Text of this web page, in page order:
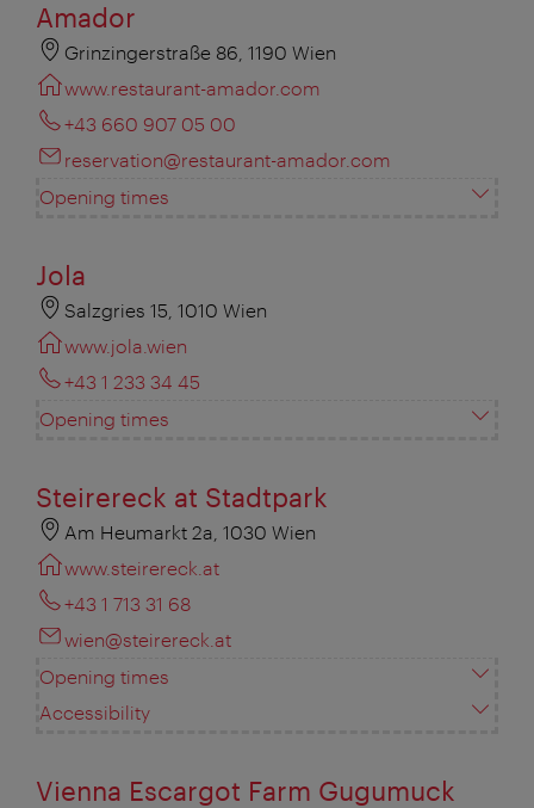
Amador
Grinzingerstraße 86, 1190 Wien
www.restaurant-amador.com
+43 660 907 05 00
reservation@restaurant-amador.com
Opening times
Jola
Salzgries 15, 1010 Wien
www.jola.wien
+43 1 233 34 45
Opening times
Steirereck at Stadtpark
Am Heumarkt 2a, 1030 Wien
www.steirereck.at
+43 1 713 31 68
wien@steirereck.at
Opening times
Accessibility
Vienna Escargot Farm Gugumuck